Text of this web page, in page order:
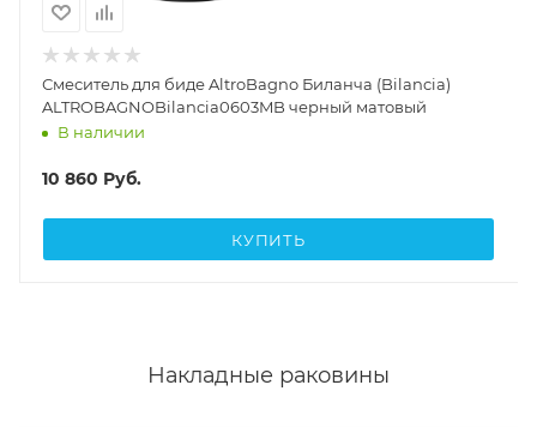
Смеситель для биде AltroBagno Биланча (Bilancia)
ALTROBAGNOBilancia0603MB черный матовый
В наличии
10 860 Руб.
КУПИТЬ
Накладные раковины